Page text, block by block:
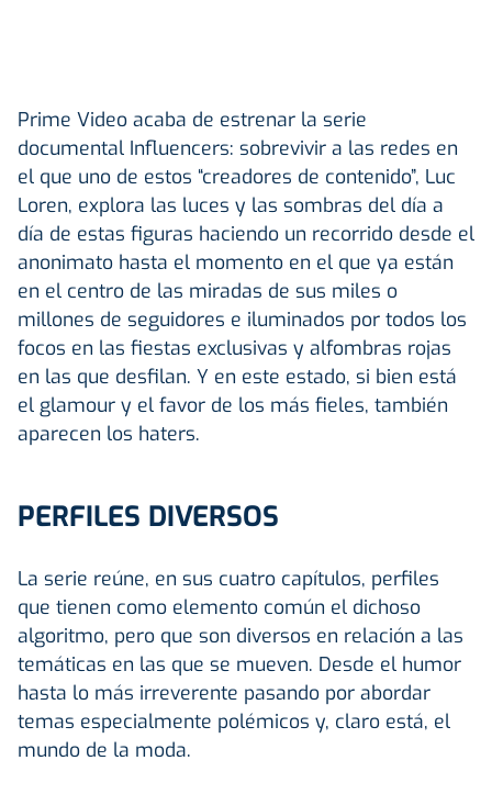
Prime Video acaba de estrenar la serie
documental Influencers: sobrevivir a las redes en
el que uno de estos “creadores de contenido”, Luc
Loren, explora las luces y las sombras del día a
día de estas figuras haciendo un recorrido desde el
anonimato hasta el momento en el que ya están
en el centro de las miradas de sus miles o
millones de seguidores e iluminados por todos los
focos en las fiestas exclusivas y alfombras rojas
en las que desfilan. Y en este estado, si bien está
el glamour y el favor de los más fieles, también
aparecen los haters.
PERFILES DIVERSOS
La serie reúne, en sus cuatro capítulos, perfiles
que tienen como elemento común el dichoso
algoritmo, pero que son diversos en relación a las
temáticas en las que se mueven. Desde el humor
hasta lo más irreverente pasando por abordar
temas especialmente polémicos y, claro está, el
mundo de la moda.